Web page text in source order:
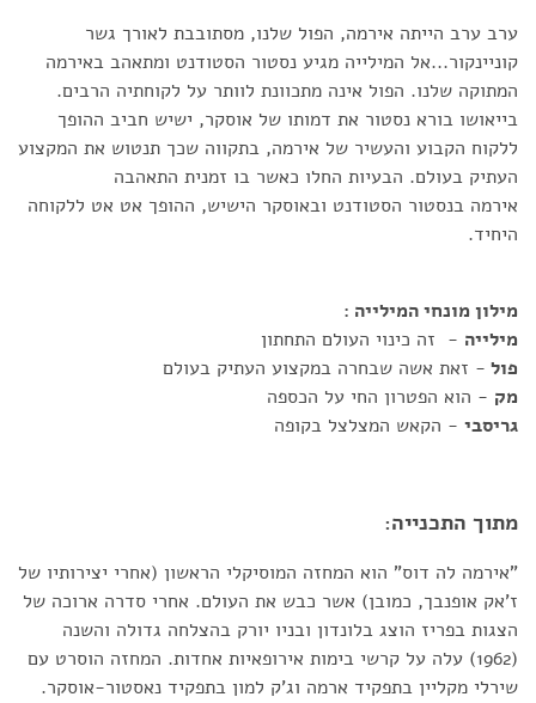
ערב ערב הייתה אירמה, הפול שלנו, מסתובבת לאורך גשר
קוניינקור...אל המילייה מגיע נסטור הסטודנט ומתאהב באירמה
המתוקה שלנו. הפול אינה מתכוונת לוותר על לקוחתיה הרבים.
בייאושו בורא נסטור את דמותו של אוסקר, ישיש חביב ההופך
ללקוח הקבוע והעשיר של אירמה, בתקווה שכך תנטוש את המקצוע
העתיק בעולם. הבעיות החלו כאשר בו זמנית התאהבה
אירמה בנסטור הסטודנט ובאוסקר הישיש, ההופך אט אט ללקוחה
היחיד.
מילון מונחי המילייה :
מילייה - זה כינוי העולם התחתון
פול - זאת אשה שבחרה במקצוע העתיק בעולם
מק - הוא הפטרון החי על הכספה
גריסבי - הקאש המצלצל בקופה
מתוך התכנייה:
"אירמה לה דוס" הוא המחזה המוסיקלי הראשון (אחרי יצירותיו של
ז'אק אופנבך, כמובן) אשר כבש את העולם. אחרי סדרה ארוכה של
הצגות בפריז הוצג בלונדון ובניו יורק בהצלחה גדולה והשנה
(1962) עלה על קרשי בימות אירופאיות אחדות. המחזה הוסרט עם
שירלי מקליין בתפקיד ארמה וג'ק למון בתפקיד נאסטור-אוסקר.